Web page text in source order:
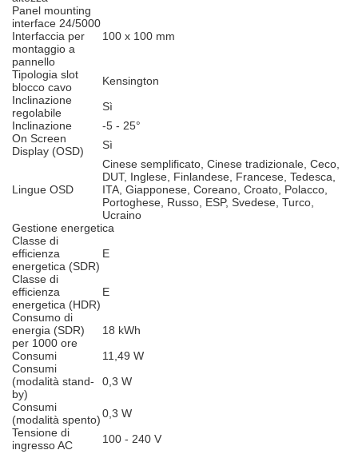
Panel mounting
interface 24/5000
Interfaccia per
montaggio a
pannello
100 x 100 mm
Tipologia slot
blocco cavo
Kensington
Inclinazione
regolabile
Sì
Inclinazione
-5 - 25°
On Screen
Display (OSD)
Sì
Lingue OSD
Cinese semplificato, Cinese tradizionale, Ceco,
DUT, Inglese, Finlandese, Francese, Tedesca,
ITA, Giapponese, Coreano, Croato, Polacco,
Portoghese, Russo, ESP, Svedese, Turco,
Ucraino
Gestione energetica
Classe di
efficienza
energetica (SDR)
E
Classe di
efficienza
energetica (HDR)
E
Consumo di
energia (SDR)
per 1000 ore
18 kWh
Consumi
11,49 W
Consumi
(modalità stand-
by)
0,3 W
Consumi
(modalità spento)0,3 W
Tensione di
ingresso AC
100 - 240 V